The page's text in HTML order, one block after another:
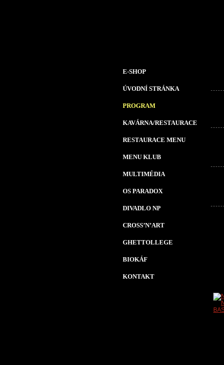
E-SHOP
ÚVODNÍ STRÁNKA
PROGRAM
KAVÁRNA/RESTAURACE
RESTAURACE MENU
MENU KLUB
MULTIMÉDIA
OS PARADOX
DIVADLO NP
CROSS’N’ART
GHETTOLLEGE
BIOKÁF
KONTAKT